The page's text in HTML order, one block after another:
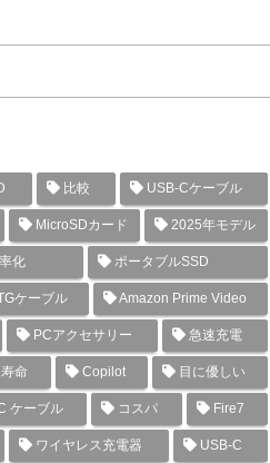
比較 USB-Cケーブル
MicroSDカード 2025年モデル
化 ポータブルSSD
ケーブル Amazon Prime Video
PCアクセサリー 急速充電
命 Copilot 目に優しい
ケーブル コスパ Fire7
ワイヤレス充電器 USB-C